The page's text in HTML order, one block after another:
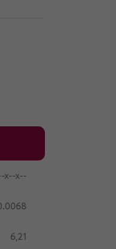
x--x--
6,21